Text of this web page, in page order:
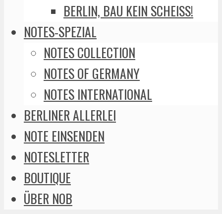
BERLIN, BAU KEIN SCHEISS!
NOTES-SPEZIAL
NOTES COLLECTION
NOTES OF GERMANY
NOTES INTERNATIONAL
BERLINER ALLERLEI
NOTE EINSENDEN
NOTESLETTER
BOUTIQUE
ÜBER NOB